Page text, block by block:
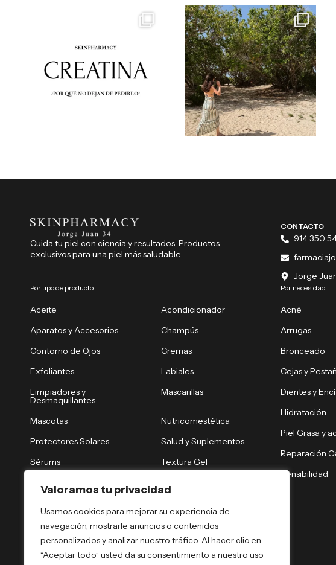
Valoramos tu privacidad
Usamos cookies para mejorar su experiencia de
navegación, mostrarle anuncios o contenidos
personalizados y analizar nuestro tráfico. Al hacer clic en
“Aceptar todo” usted da su consentimiento a nuestro uso
Cuida tu piel con ciencia y resultados. Productos
exclusivos para una piel más saludable.
CONTACTO
914 350
Jorge
Por tipo de producto
Aceite
Acondicionador
Aparatos y Accesorios
Champús
Contorno de Ojos
Cremas
Exfoliantes
Labiales
Limpiadores y
Desmaquillantes
Mascarillas
Mascotas
Nutricomestética
Protectores Solares
Salud y Suplementos
Sérums
Textura Gel
Por necesidad
Acné
Arrugas
Bronceado
Cejas y
Dientes y
Hidratación
Piel Grasa y
Reparación
Sensibilidad